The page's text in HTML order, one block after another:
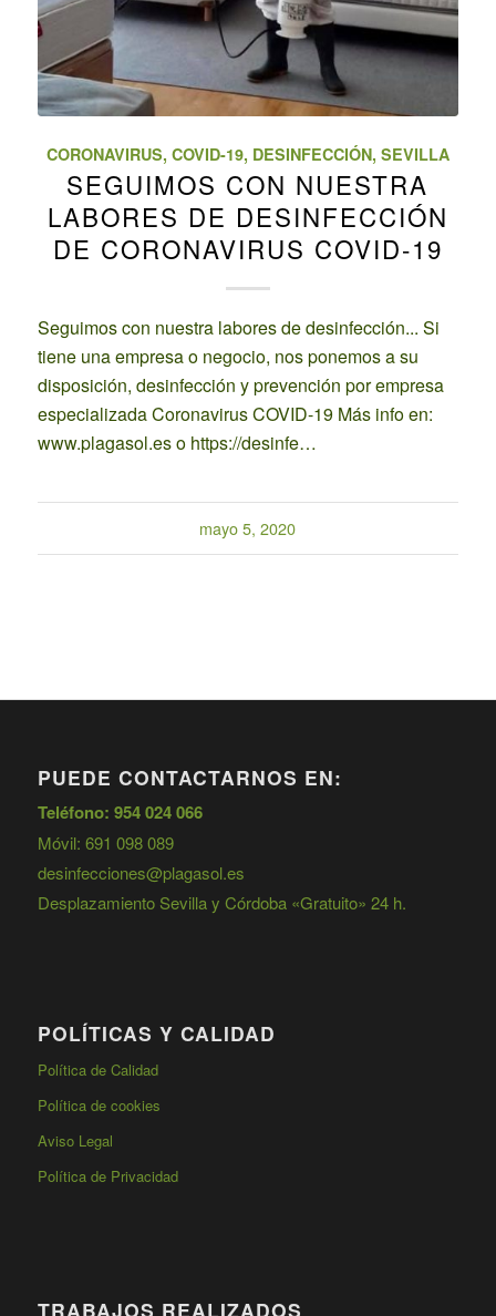
CORONAVIRUS, COVID-19, DESINFECCIÓN, SEVILLA
SEGUIMOS CON NUESTRA
LABORES DE DESINFECCIÓN
DE CORONAVIRUS COVID-19
Seguimos con nuestra labores de desinfección... Si
tiene una empresa o negocio, nos ponemos a su
disposición, desinfección y prevención por empresa
especializada Coronavirus COVID-19 Más info en:
www.plagasol.es o https://desinfe…
mayo 5, 2020
PUEDE CONTACTARNOS EN:
Teléfono: 954 024 066
Móvil: 691 098 089
desinfecciones@plagasol.es
Desplazamiento Sevilla y Córdoba «Gratuito» 24 h.
POLÍTICAS Y CALIDAD
Política de Calidad
Política de cookies
Aviso Legal
Política de Privacidad
TRABAJOS REALIZADOS